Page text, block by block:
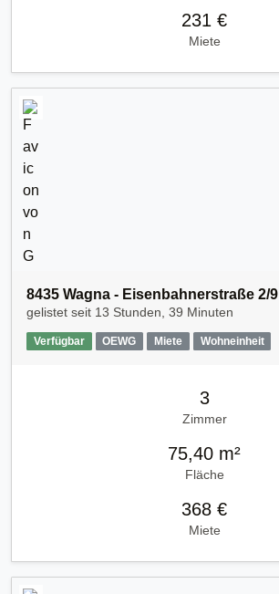
231 €
Miete
8435 Wagna - Eisenbahnerstraße 2/9
gelistet seit 13 Stunden, 39 Minuten
Verfügbar OEWG Miete Wohneinheit
3
Zimmer
75,40 m²
Fläche
368 €
Miete